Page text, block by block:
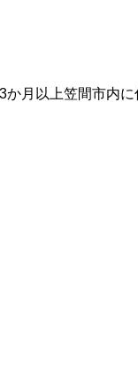
月以上笠間市内に